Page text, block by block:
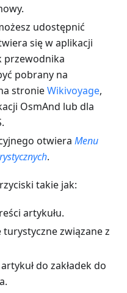
udostępnić
się w aplikacji
przewodnika
pobrany na
stronieWikivoyage,
OsmAnd lub dla
otwiera Menu
.
takie jak:
artykułu.
związane z
do zakładek do